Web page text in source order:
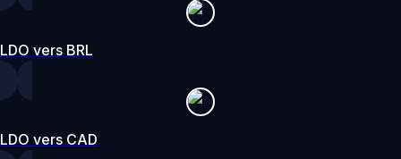
LDO vers BRL
LDO vers CAD